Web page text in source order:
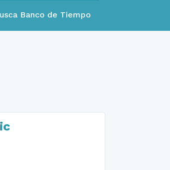
Banco de Tiempo